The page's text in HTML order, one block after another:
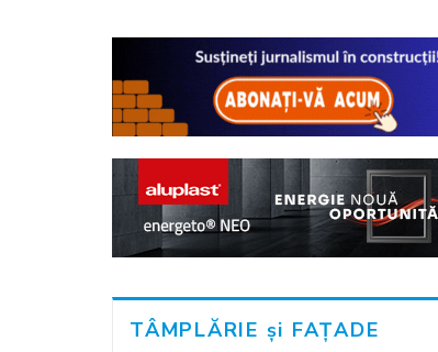
TÂMPLĂRIE și FAȚADE